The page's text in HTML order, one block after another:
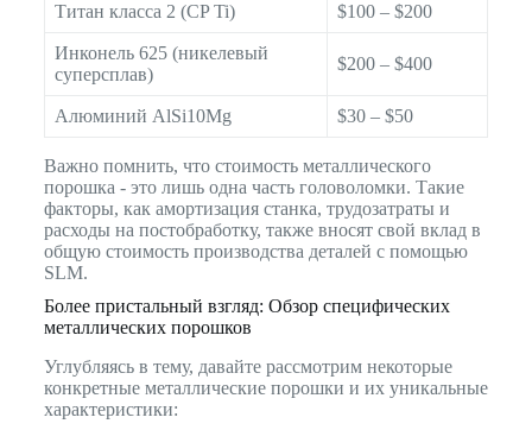
Титан класса 2 (CP Ti) $100 – $200
Инконель 625 (никелевый
суперсплав)
$200 – $400
Алюминий AlSi10Mg $30 – $50
Важно помнить, что стоимость металлического
порошка - это лишь одна часть головоломки. Такие
факторы, как амортизация станка, трудозатраты и
расходы на постобработку, также вносят свой вклад в
общую стоимость производства деталей с помощью
SLM.
Более пристальный взгляд: Обзор специфических
металлических порошков
Углубляясь в тему, давайте рассмотрим некоторые
конкретные металлические порошки и их уникальные
характеристики: